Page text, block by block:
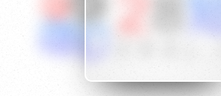
{if condition="$obj.vod_points